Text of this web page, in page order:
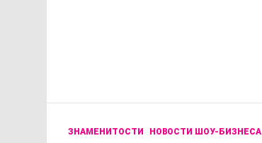
ЗНАМЕНИТОСТИ НОВОСТИ ШОУ-БИЗНЕСА